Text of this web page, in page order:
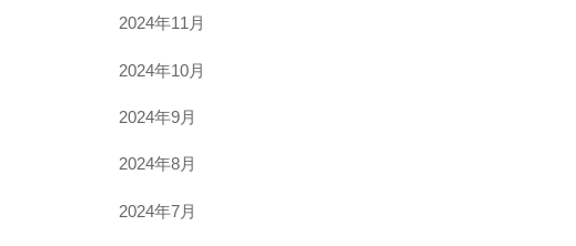
2024年11月
2024年10月
2024年9月
2024年8月
2024年7月